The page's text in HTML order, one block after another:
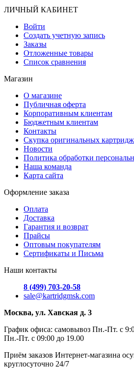
ЛИЧНЫЙ КАБИНЕТ
Войти
Создать учетную запись
Заказы
Отложенные товары
Список сравнения
Магазин
О магазине
Публичная оферта
Корпоративным клиентам
Бюджетным клиентам
Контакты
Скупка оригинальных
Новости
Политика обработки
Наша команда
Карта сайта
Оформление заказа
Оплата
Доставка
Гарантия и возврат
Прайсы
Оптовым покупателям
Сертификаты и Письма
Наши контакты
8 (499) 703-20-58
sale@kartridgmsk.com
Москва, ул. Хавская д. 3
График офиса: самовывоз Пн.-Пт. с
Пн.-Пт. с 09:00 до 19.00
Приём заказов Интернет-магазина
круглосуточно 24/7